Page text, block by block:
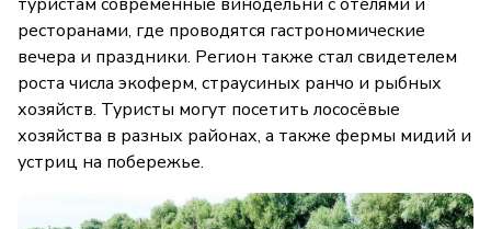
ресторанами, где проводятся гастрономические
вечера и праздники. Регион также стал свидетелем
роста числа экоферм, страусиных ранчо и рыбных
хозяйств. Туристы могут посетить лососёвые
хозяйства в разных районах, а также фермы мидий и
устриц на побережье.